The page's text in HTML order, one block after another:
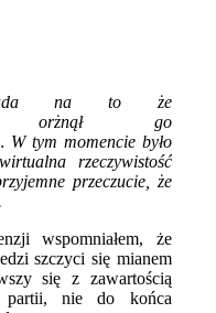
na to że
orżnął go
tym momencie było
rzeczywistość
przeczucie, że
wspomniałem, że
szczyci się mianem
się z zawartością
partii, nie do końca